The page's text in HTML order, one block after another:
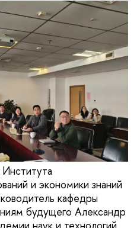
и экономики знаний
кафедры
будущего Александр